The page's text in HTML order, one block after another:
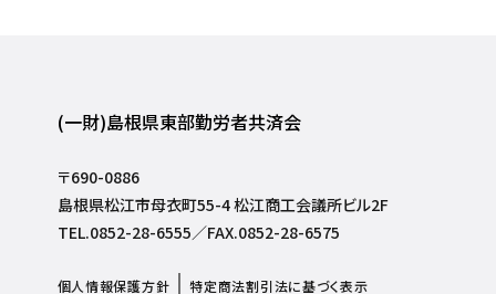
(一財)島根県東部勤労者共済会
〒690-0886
島根県松江市母衣町55-4 松江商工会議所ビル2F
TEL.0852-28-6555／FAX.0852-28-6575
個人情報保護方針 特定商法割引法に基づく表示